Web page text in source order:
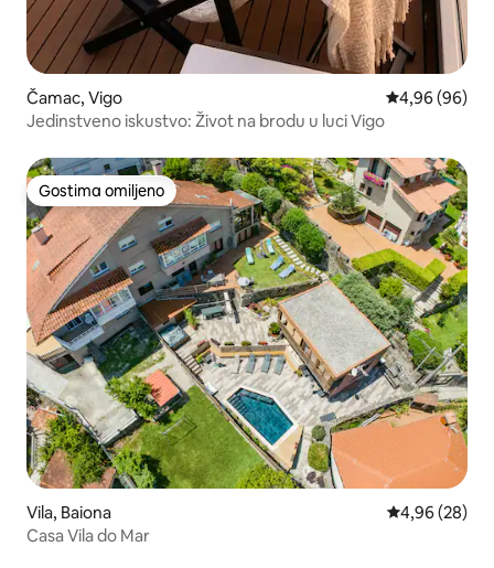
Čamac, Vigo Prosečna
4,96 (96)
Jedinstveno iskustvo: Život na brodu u luci Vigo
Gostima omiljeno
Gostima omiljeno
Vila, Baiona Prosečna
4,96 (28)
Casa Vila do Mar